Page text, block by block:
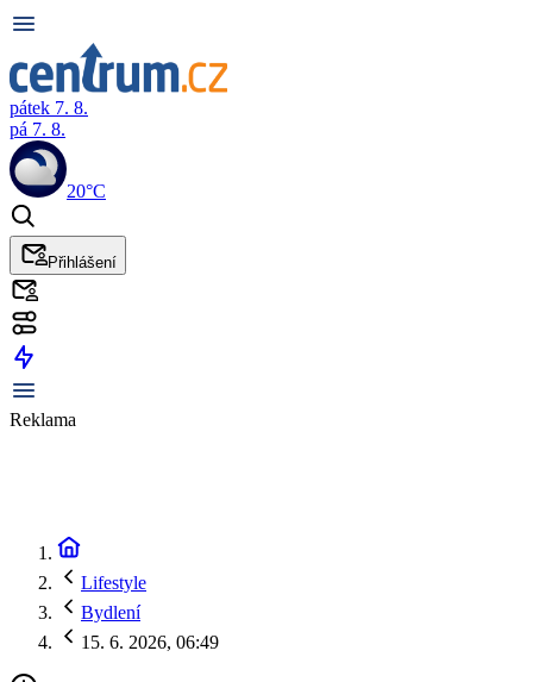
pátek 7. 8.
pá 7. 8.
20°C
Přihlášení
Reklama
Lifestyle
Bydlení
15. 6. 2026, 06:49